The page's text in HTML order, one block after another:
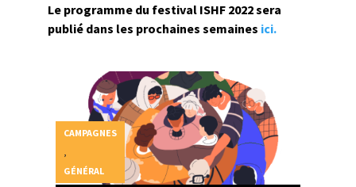
Le programme du festival ISHF 2022 sera
publié dans les prochaines semaines ici.
CAMPAGNES
GÉNÉRAL